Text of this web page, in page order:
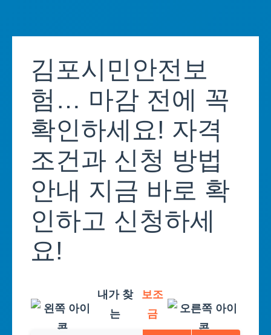
content김포시민안전보
험… 마감 전에 꼭
확인하세요! 자격
조건과 신청 방법
안내 지금 바로 확
인하고 신청하세
요!
내가 찾
는
보조
금